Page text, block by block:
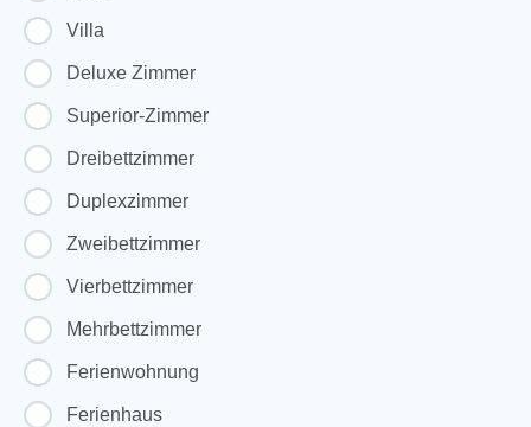
Villa
Deluxe Zimmer
Superior-Zimmer
Dreibettzimmer
Duplexzimmer
Zweibettzimmer
Vierbettzimmer
Mehrbettzimmer
Ferienwohnung
Ferienhaus